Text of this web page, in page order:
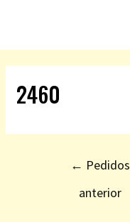
2460
← Pedidos
anterior